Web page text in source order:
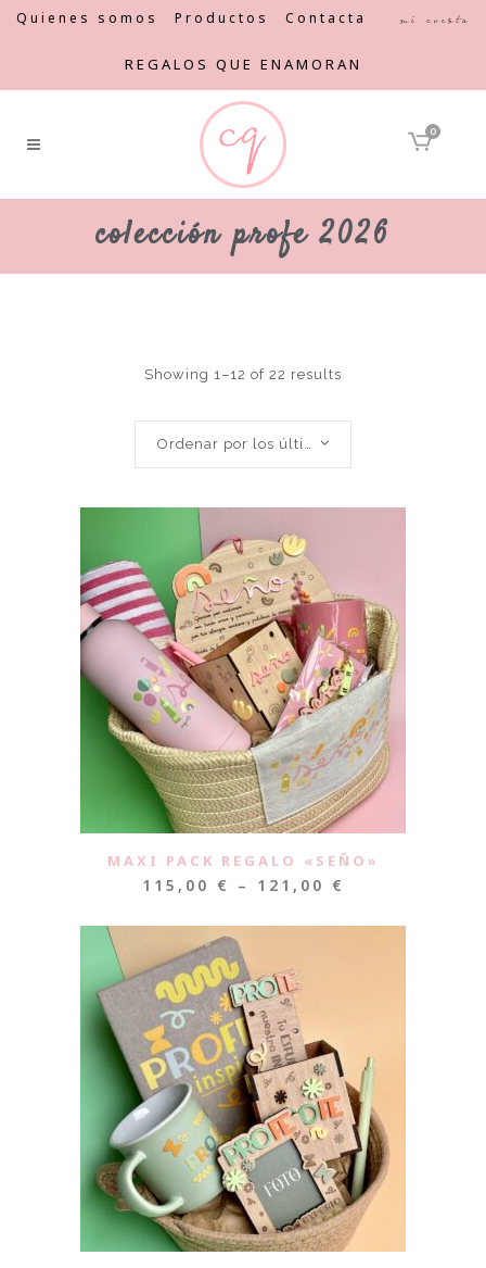
Quienes somos Productos Contacta Mi cuenta
REGALOS QUE ENAMORAN
0
colección profe 2026
Showing 1–12 of 22 results
Ordenar por los últimos
MAXI PACK REGALO «SEÑO»
115,00 € – 121,00 €